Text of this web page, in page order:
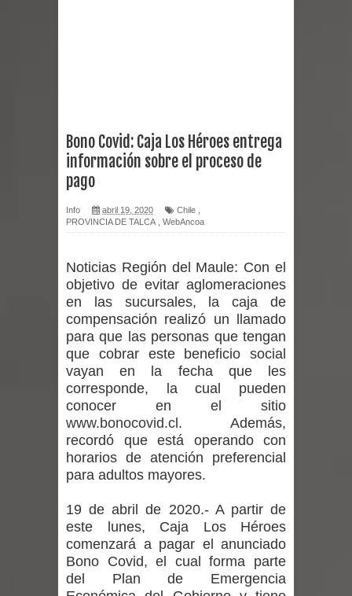
Chancho en Talca tras caída de
Miles llegan a la Plaza de Armas de
Chancho 2026
Torneo de Asadores reúne a 13
equipos en la Fiesta del Chancho
2026 en Talca
Alerta por hantavirus: expertos piden
reforzar medidas y consulta oportuna
Bodas de Oro
Departamento Comunal de Salud de
Curicó desarrollará jornada de
Bono Covid: Caja Los Héroes entrega
información sobre el proceso de
pago
Info abril 19, 2020 Chile
PROVINCIA DE TALCA
WebAncoa
Noticias Región del Maule: Con el
objetivo de evitar aglomeraciones
en las sucursales, la caja de
compensación realizó un llamado
para que las personas que tengan
que cobrar este beneficio social
vayan en la fecha que les
corresponde, la cual pueden
conocer en el sitio
www.bonocovid.cl . Además,
recordó que está operando con
horarios de atención preferencial
para adultos mayores.
19 de abril de 2020.- A partir de
este lunes, Caja Los Héroes
comenzará a pagar el anunciado
Bono Covid, el cual forma parte
del Plan de Emergencia